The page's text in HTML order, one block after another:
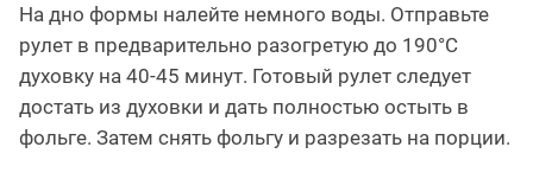
На дно формы налейте немного воды. Отправьте
рулет в предварительно разогретую до 190°С
духовку на 40-45 минут. Готовый рулет следует
достать из духовки и дать полностью остыть в
фольге. Затем снять фольгу и разрезать на порции.